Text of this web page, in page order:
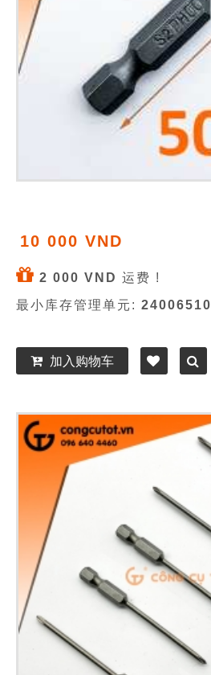
10 000 VND
2 000 VND 运费 !
最小库存管理单元: 24006510
加入购物车